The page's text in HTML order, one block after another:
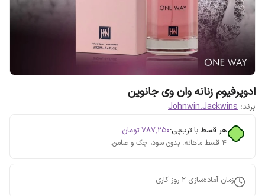
ادوپرفیوم زنانه وان وی جانوین
برند: Johnwin.Jackwins
هر قسط با ترب‌پی:۷۸۷٬۲۵۰ تومان
۴ قسط ماهانه. بدون سود، چک و ضامن.
زمان آماده‌سازی 2 روز کاری